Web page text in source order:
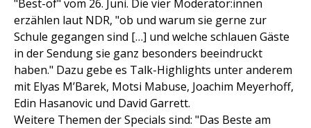
"Best-of" vom 26. Juni. Die vier Moderator:innen
erzählen laut NDR, "ob und warum sie gerne zur
Schule gegangen sind […] und welche schlauen Gäste
in der Sendung sie ganz besonders beeindruckt
haben." Dazu gebe es Talk-Highlights unter anderem
mit Elyas M’Barek, Motsi Mabuse, Joachim Meyerhoff,
Edin Hasanovic und David Garrett.
Weitere Themen der Specials sind: "Das Beste am